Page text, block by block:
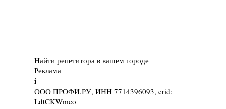
Найти репетитора в вашем городе
Реклама
i
ООО ПРОФИ.РУ, ИНН 7714396093, erid:
LdtCKWmeo